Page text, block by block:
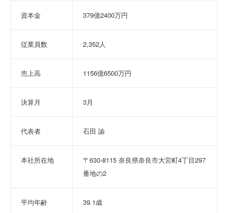
資本金 379億2400万円
従業員数 2,352人
売上高 1156億6500万円
決算月 3月
代表者 石田 諭
本社所在地
〒630-8115 奈良県奈良市大宮町4丁目297
番地の2
平均年齢 39.1歳